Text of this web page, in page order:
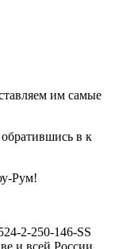
им самые
в к
Рум!
2-250-146-SS